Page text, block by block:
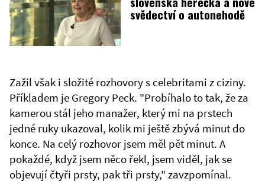
svědectví o autonehodě
Zažil však i složité rozhovory s celebritami z ciziny.
Příkladem je Gregory Peck. "Probíhalo to tak, že za
kamerou stál jeho manažer, který mi na prstech
jedné ruky ukazoval, kolik mi ještě zbývá minut do
konce. Na celý rozhovor jsem měl pět minut. A
pokaždé, když jsem něco řekl, jsem viděl, jak se
objevují čtyři prsty, pak tři prsty," zavzpomínal.